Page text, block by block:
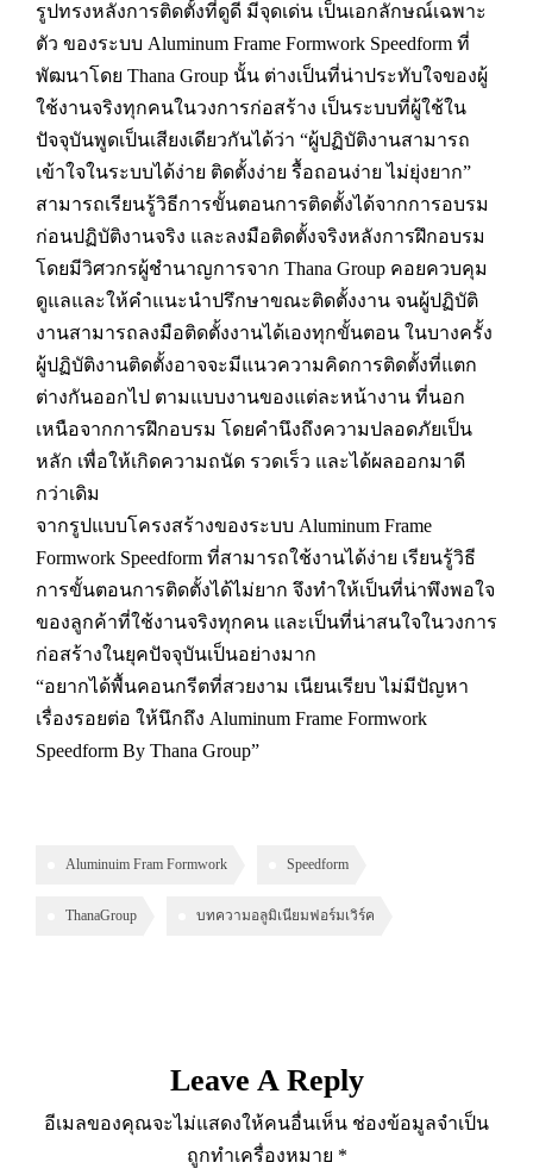
รูปทรงหลังการติดตั้งที่ดูดี มีจุดเด่น เป็นเอกลักษณ์เฉพาะ
ตัว ของระบบ Aluminum Frame Formwork Speedform ที่
พัฒนาโดย Thana Group นั้น ต่างเป็นที่น่าประทับใจของผู้
ใช้งานจริงทุกคนในวงการก่อสร้าง เป็นระบบที่ผู้ใช้ใน
ปัจจุบันพูดเป็นเสียงเดียวกันได้ว่า “ผู้ปฏิบัติงานสามารถ
เข้าใจในระบบได้ง่าย ติดตั้งง่าย รื้อถอนง่าย ไม่ยุ่งยาก”
สามารถเรียนรู้วิธีการขั้นตอนการติดตั้งได้จากการอบรม
ก่อนปฏิบัติงานจริง และลงมือติดตั้งจริงหลังการฝึกอบรม
โดยมีวิศวกรผู้ชำนาญการจาก Thana Group คอยควบคุม
ดูแลและให้คำแนะนำปรึกษาขณะติดตั้งงาน จนผู้ปฏิบัติ
งานสามารถลงมือติดตั้งงานได้เองทุกขั้นตอน ในบางครั้ง
ผู้ปฏิบัติงานติดตั้งอาจจะมีแนวความคิดการติดตั้งที่แตก
ต่างกันออกไป ตามแบบงานของแต่ละหน้างาน ที่นอก
เหนือจากการฝึกอบรม โดยคำนึงถึงความปลอดภัยเป็น
หลัก เพื่อให้เกิดความถนัด รวดเร็ว และได้ผลออกมาดี
กว่าเดิม
จากรูปแบบโครงสร้างของระบบ Aluminum Frame
Formwork Speedform ที่สามารถใช้งานได้ง่าย เรียนรู้วิธี
การขั้นตอนการติดตั้งได้ไม่ยาก จึงทำให้เป็นที่น่าพึงพอใจ
ของลูกค้าที่ใช้งานจริงทุกคน และเป็นที่น่าสนใจในวงการ
ก่อสร้างในยุคปัจจุบันเป็นอย่างมาก
“อยากได้พื้นคอนกรีตที่สวยงาม เนียนเรียบ ไม่มีปัญหา
เรื่องรอยต่อ ให้นึกถึง Aluminum Frame Formwork
Speedform By Thana Group”
Aluminuim Fram Formwork Speedform
ThanaGroup บทความอลูมิเนียมฟอร์มเวิร์ค
Leave A Reply
อีเมลของคุณจะไม่แสดงให้คนอื่นเห็น ช่องข้อมูลจำเป็น
ถูกทำเครื่องหมาย *